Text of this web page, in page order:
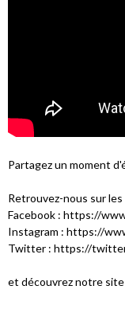
Partagez un moment
Retrouvez-nous sur
Facebook : https://
Instagram : https://
Twitter : https://
et découvrez notre